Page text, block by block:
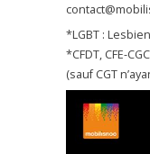
*LGBT :
*CFDT, CFE-
(sauf CGT